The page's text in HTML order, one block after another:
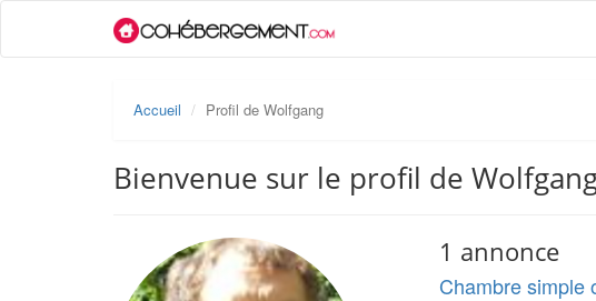
Accueil Profil de Wolfgang
Bienvenue sur le profil de
1 annonce
Chambre simple